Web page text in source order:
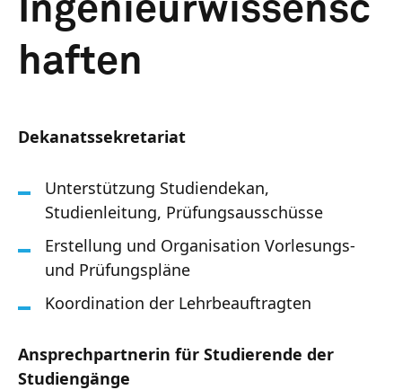
Ingenieurwissensc
haften
Dekanatssekretariat
Unterstützung Studiendekan,
Studienleitung, Prüfungsausschüsse
Erstellung und Organisation Vorlesungs-
und Prüfungspläne
Koordination der Lehrbeauftragten
Ansprechpartnerin für Studierende der
Studiengänge